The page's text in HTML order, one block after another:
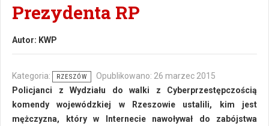
Prezydenta RP
Autor: KWP
Kategoria: RZESZÓW
Opublikowano: 26 marzec 2015
Policjanci z Wydziału do walki z Cyberprzestępczością
komendy wojewódzkiej w Rzeszowie ustalili, kim jest
mężczyzna, który w Internecie nawoływał do zabójstwa